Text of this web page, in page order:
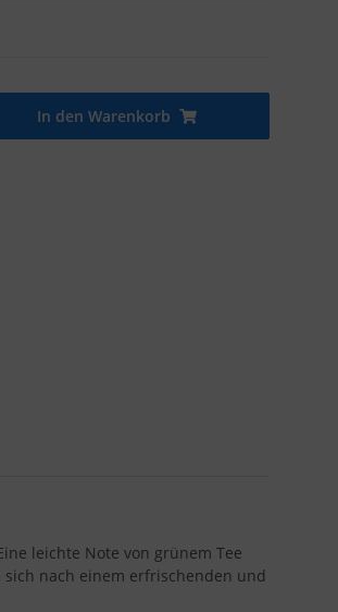
In den Warenkorb
leichte Note von grünem Tee
nach einem erfrischenden und